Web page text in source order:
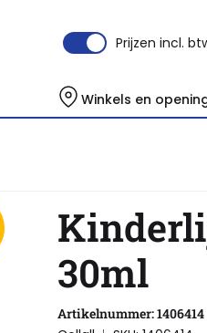
Prijzen incl.
Winkels en
30ml
Artikelnummer: 1406414